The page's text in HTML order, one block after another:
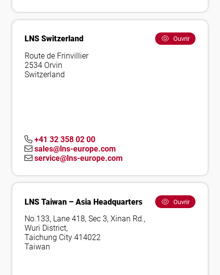
LNS Switzerland Ouvrir
Route de Frinvillier
2534 Orvin
Switzerland
+41 32 358 02 00
sales@lns-europe.com
service@lns-europe.com
LNS Taiwan – Asia Headquarters Ouvrir
No.133, Lane 418, Sec 3, Xinan Rd.,
Wuri District,
Taichung City 414022
Taiwan